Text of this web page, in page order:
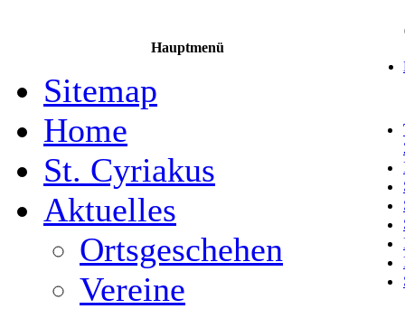
Hauptmenü
Sitemap
Home
St. Cyriakus
Aktuelles
Ortsgeschehen
Vereine